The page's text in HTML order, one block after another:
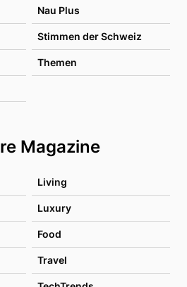
Nau Plus
Stimmen der Schweiz
Themen
Magazine
Living
Luxury
Food
Travel